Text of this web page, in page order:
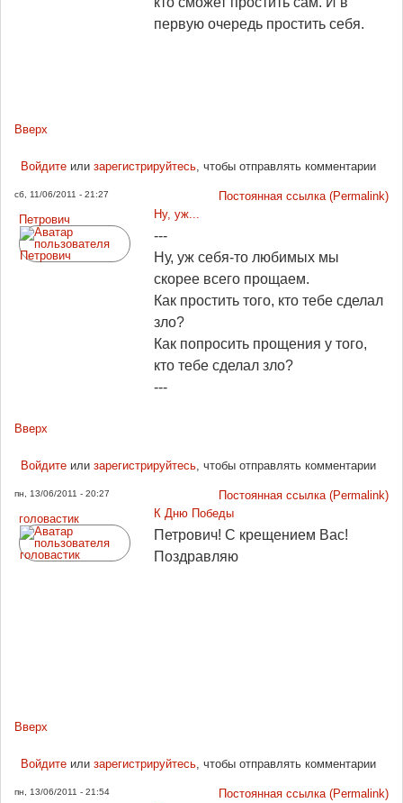
первую очередь простить себя.
Вверх
Войдитеили зарегистрируйтесь, чтобы отправлять комментарии
сб, 11/06/2011 - 21:27
Постоянная ссылка (Permalink)
Петрович
Ну, уж...
---
Ну, уж себя-то любимых мы
скорее всего прощаем.
Как простить того, кто тебе сделал
зло?
Как попросить прощения у того,
кто тебе сделал зло?
---
Вверх
Войдитеили зарегистрируйтесь, чтобы отправлять комментарии
пн, 13/06/2011 - 20:27
Постоянная ссылка (Permalink)
головастик
К Дню Победы
Петрович! С крещением Вас!
Поздравляю
Вверх
Войдитеили зарегистрируйтесь, чтобы отправлять комментарии
пн, 13/06/2011 - 21:54
Постоянная ссылка (Permalink)